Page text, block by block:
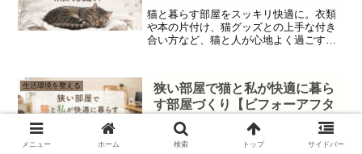
猫と暮らす部屋をスッキリ快適に。衣類
や本の片付け、猫グッズとの上手な付き
合い方など、猫と人が心地よく過ごすシ
生活環境を整える
狭い部屋で猫と私が快適に暮ら
す部屋づくり【ビフォーアフタ
ー】
前回のレイアウトから約1年後、8畳のリ
メニュー ホーム 検索 トップ サイドバー